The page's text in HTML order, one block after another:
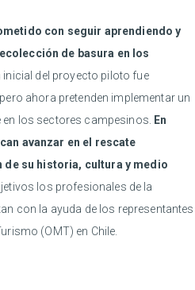
con seguir aprendiendo y
de basura en los
inicial del proyecto piloto fue
ahora pretenden implementar un
los sectores campesinos.
En
avanzar en el rescate
su historia, cultura y medio
los profesionales de la
con la ayuda de los representantes
(OMT) en Chile.